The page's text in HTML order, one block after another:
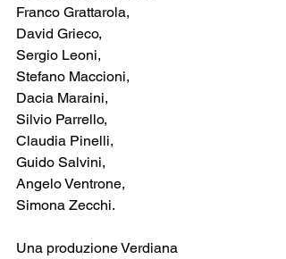
Franco Grattarola,
David Grieco,
Sergio Leoni,
Stefano Maccioni,
Dacia Maraini,
Silvio Parrello,
Claudia Pinelli,
Guido Salvini,
Angelo Ventrone,
Simona Zecchi.
Una produzione Verdiana